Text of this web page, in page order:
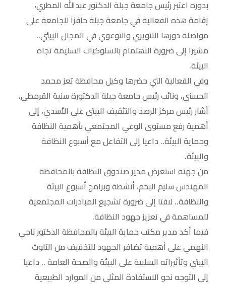
بدوره اعتبر رئيس جامعة جبلة الدكتور عبدالله المطري،
إقامة هذه الفعالية في جامعة جبلة حافزا للجامعة على
مواصلة دورها التنويري والتوعوي في المجال البيئي..
مشيرا إلى ضرورة الاهتمام بالسلوكيات السليمة تجاه
البيئة.
وفي الفعالية التي حضرها وكيل محافظة تعز محمد
الحسني، ونائب رئيس جامعة جبلة الدكتورة سنية القرمطي،
أشار رئيس مركز الرصد والتثقيف البيئي علي الأسدي، إلى
أهمية رفع مستوى الوعي المجتمعي بأهمية النظافة
وحماية البيئة.. داعيا إلى التفاعل مع أسبوع النظافة
والبيئة.
من جهته استعرض مدير صندوق النظافة بالمحافظة
المهندس سليم البحم، أنشطة وبرامج أسبوع البيئة
والنظافة.. لافتا إلى ضرورة تشجيع المبادرات المجتمعية
للمساهمة في تعزيز جهود النظافة.
فيما أكد مدير مكتب حماية البيئة بالمحافظة الدكتور ناجي
النهمي على أهمية تضافر الجهود للتخفيف من التلوث
البيئي وتأثيراته السلبية على البيئة والصحة العامة .. داعيا
إلى التوجه نحو الاستفادة المثلى من الموارد الطبيعية